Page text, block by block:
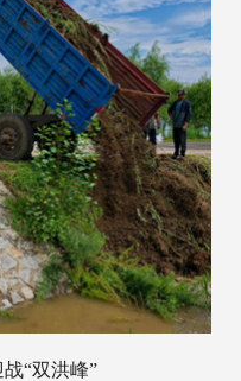
“双洪峰”